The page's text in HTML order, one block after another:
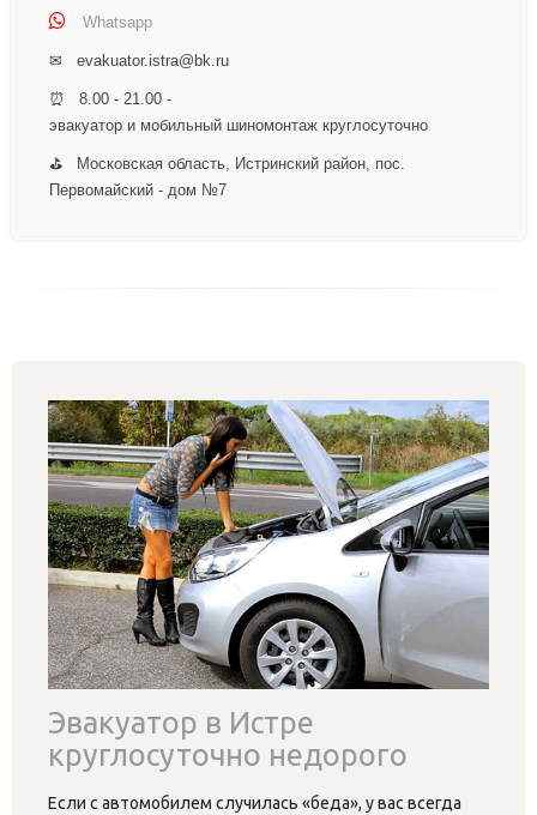
Whatsapp
✉ evakuator.istra@bk.ru
⏰ 8.00 - 21.00 -
эвакуатор и мобильный шиномонтаж круглосуточно
⛳ Московская область, Истринский район, пос.
Первомайский - дом №7
Эвакуатор в Истре
круглосуточно недорого
Если с автомобилем случилась «беда», у вас всегда